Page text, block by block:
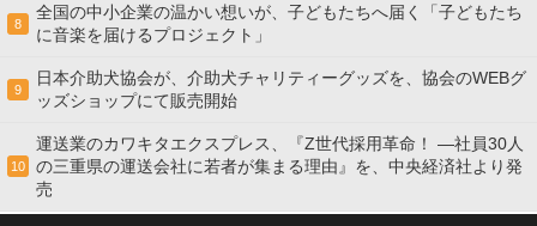
8
全国の中小企業の温かい想いが、子どもたちへ届く「子どもたち
に音楽を届けるプロジェクト」
9
日本介助犬協会が、介助犬チャリティーグッズを、協会のWEBグ
ッズショップにて販売開始
10
運送業のカワキタエクスプレス、『Z世代採用革命！ ―社員30人
の三重県の運送会社に若者が集まる理由』を、中央経済社より発
売